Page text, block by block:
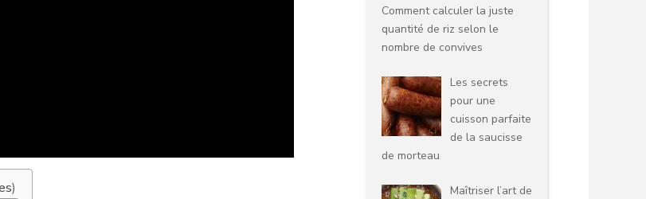
)
Comment calculer la juste
quantité de riz selon le
nombre de convives
Les secrets
pour une
cuisson parfaite
de la saucisse
de morteau
Maîtriser l’art de